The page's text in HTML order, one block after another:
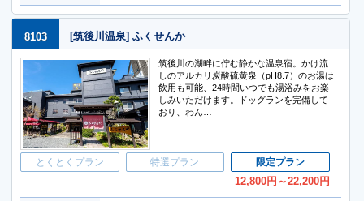
8103 [筑後川温泉] ふくせんか
筑後川の湖畔に佇む静かな温泉宿。かけ流
しのアルカリ炭酸硫黄泉（pH8.7）のお湯は
飲用も可能、24時間いつでも湯浴みをお楽
しみいただけます。ドッグランを完備して
おり、わん…
とくとくプラン 特選プラン 限定プラン
12,800円 ～22,200円